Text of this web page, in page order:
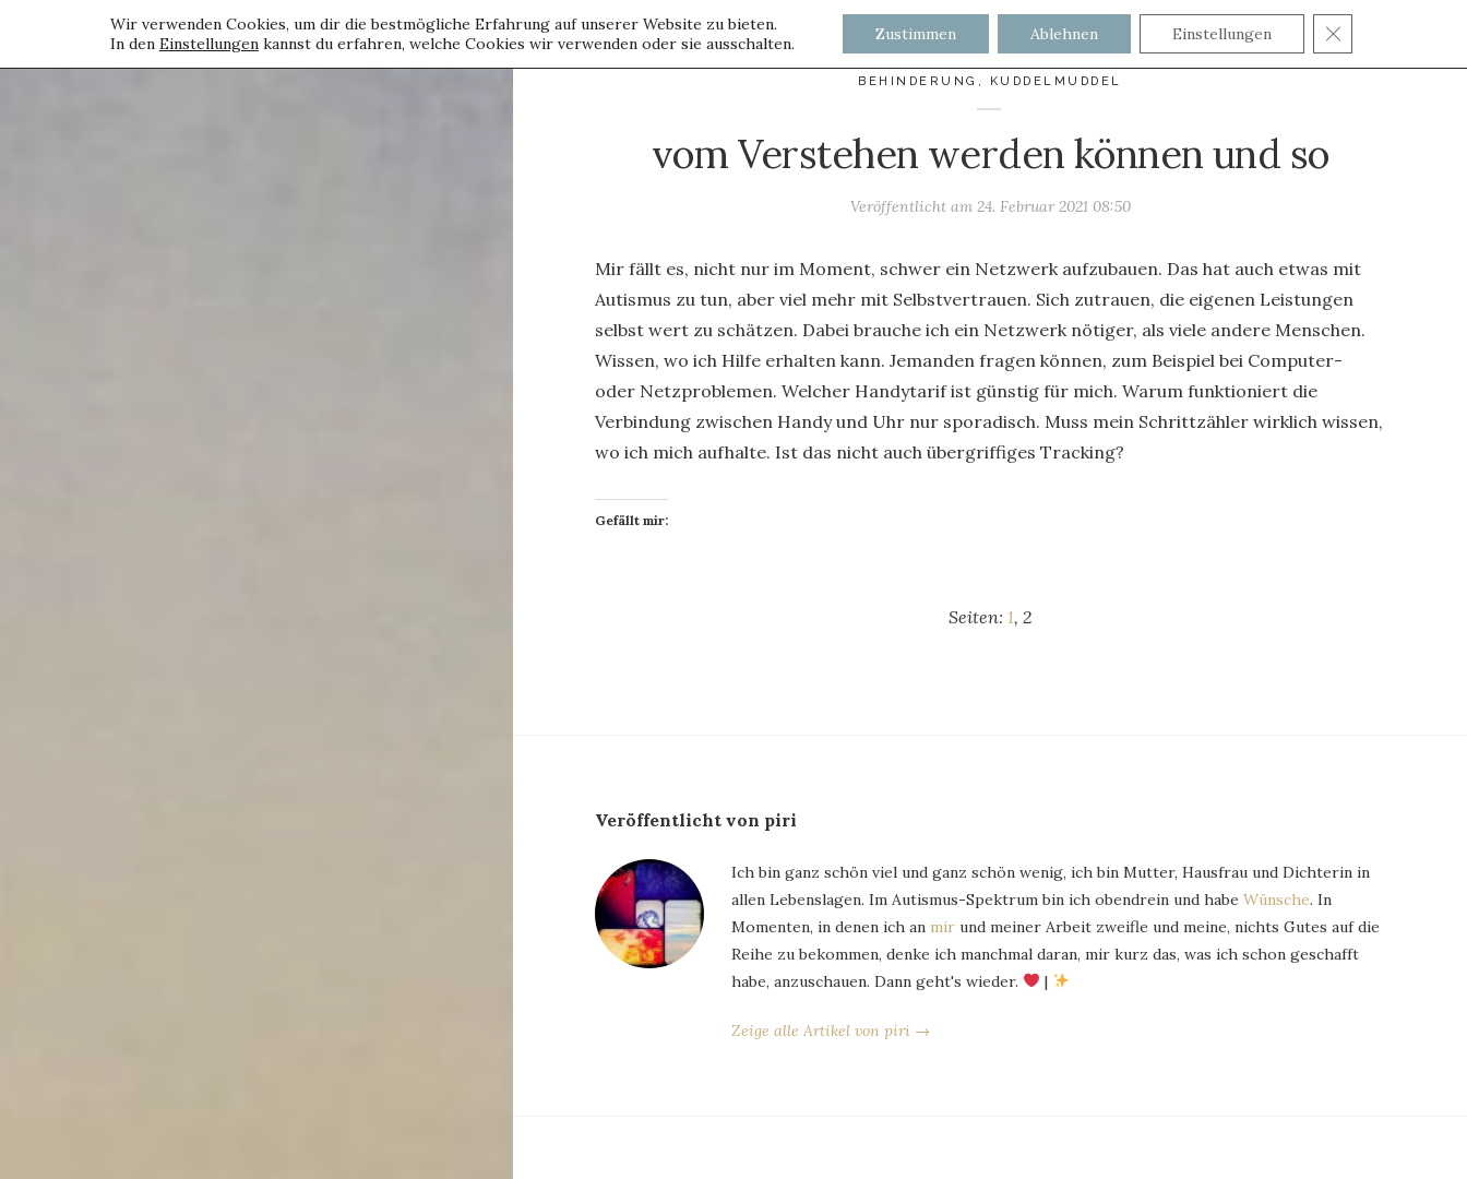
BEHINDERUNG , KUDDELMUDDEL
vom Verstehen werden können und so
Veröffentlicht am 24. Februar 2021 08:50
Mir fällt es, nicht nur im Moment, schwer ein Netzwerk aufzubauen. Das hat auch etwas mit
Autismus zu tun, aber viel mehr mit Selbstvertrauen. Sich zutrauen, die eigenen Leistungen
selbst wert zu schätzen. Dabei brauche ich ein Netzwerk nötiger, als viele andere Menschen.
Wissen, wo ich Hilfe erhalten kann. Jemanden fragen können, zum Beispiel bei Computer-
oder Netzproblemen. Welcher Handytarif ist günstig für mich. Warum funktioniert die
Verbindung zwischen Handy und Uhr nur sporadisch. Muss mein Schrittzähler wirklich wissen,
wo ich mich aufhalte. Ist das nicht auch übergriffiges Tracking?
Gefällt mir:
Seiten: 1,2
Veröffentlicht von piri
Ich bin ganz schön viel und ganz schön wenig, ich bin Mutter, Hausfrau und Dichterin in
allen Lebenslagen. Im Autismus-Spektrum bin ich obendrein und habeWünsche. In
Momenten, in denen ich an mir und meiner Arbeit zweifle und meine, nichts Gutes auf die
Reihe zu bekommen, denke ich manchmal daran, mir kurz das, was ich schon geschafft
habe, anzuschauen. Dann geht's wieder.
|
Zeige alle Artikel von piri →
Wir verwenden Cookies, um dir die bestmögliche Erfahrung auf unserer Website zu bieten.
In den Einstellungenkannst du erfahren, welche Cookies wir verwenden oder sie ausschalten. Zustimmen Ablehnen Einstellungen GDPR